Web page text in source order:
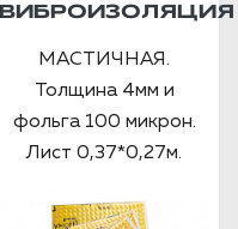
ВИБРОИЗОЛЯЦИЯ
МАСТИЧНАЯ.
Толщина 4мм и
фольга 100 микрон.
Лист 0,37*0,27м.